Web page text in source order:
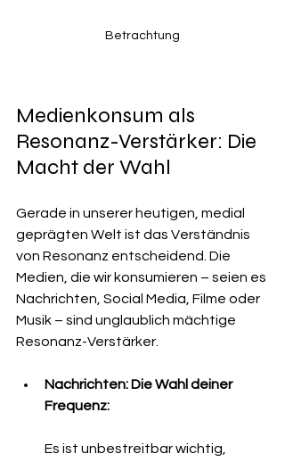
Betrachtung
Medienkonsum als
Resonanz-Verstärker: Die
Macht der Wahl
Gerade in unserer heutigen, medial
geprägten Welt ist das Verständnis
von Resonanz entscheidend. Die
Medien, die wir konsumieren – seien es
Nachrichten, Social Media, Filme oder
Musik – sind unglaublich mächtige
Resonanz-Verstärker.
Nachrichten: Die Wahl deiner
Frequenz:
Es ist unbestreitbar wichtig,